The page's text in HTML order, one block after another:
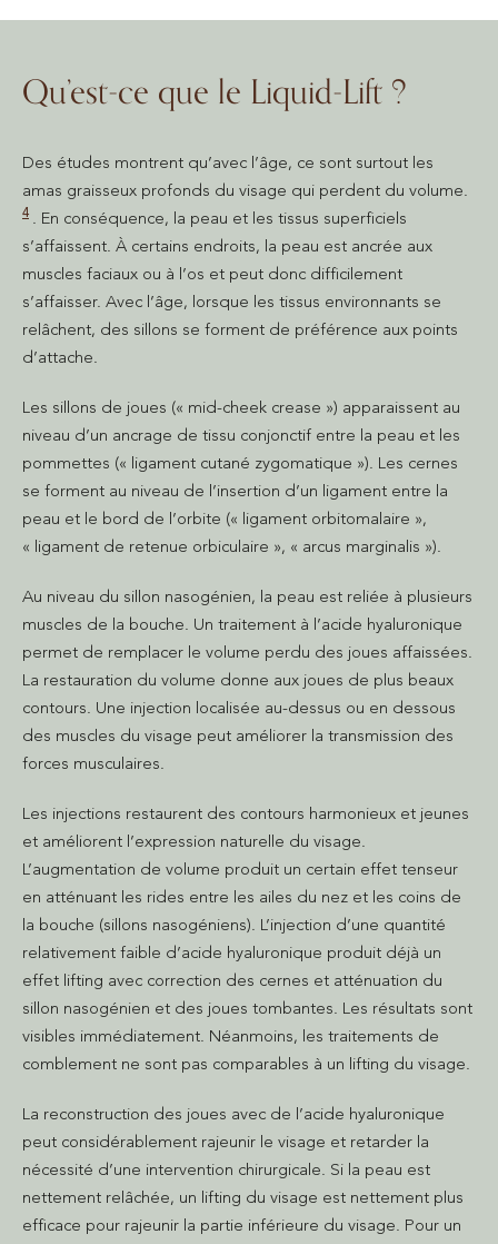
Qu’est-ce que le Liquid-Lift ?
Des études montrent qu’avec l’âge, ce sont surtout les
amas graisseux profonds du visage qui perdent du volume.
4 . En conséquence, la peau et les tissus superficiels
s’affaissent. À certains endroits, la peau est ancrée aux
muscles faciaux ou à l’os et peut donc difficilement
s’affaisser. Avec l’âge, lorsque les tissus environnants se
relâchent, des sillons se forment de préférence aux points
d’attache.
Les sillons de joues (« mid-cheek crease ») apparaissent au
niveau d’un ancrage de tissu conjonctif entre la peau et les
pommettes (« ligament cutané zygomatique »). Les cernes
se forment au niveau de l’insertion d’un ligament entre la
peau et le bord de l’orbite (« ligament orbitomalaire »,
« ligament de retenue orbiculaire », « arcus marginalis »).
Au niveau du sillon nasogénien, la peau est reliée à plusieurs
muscles de la bouche. Un traitement à l’acide hyaluronique
permet de remplacer le volume perdu des joues affaissées.
La restauration du volume donne aux joues de plus beaux
contours. Une injection localisée au-dessus ou en dessous
des muscles du visage peut améliorer la transmission des
forces musculaires.
Les injections restaurent des contours harmonieux et jeunes
et améliorent l’expression naturelle du visage.
L’augmentation de volume produit un certain effet tenseur
en atténuant les rides entre les ailes du nez et les coins de
la bouche (sillons nasogéniens). L’injection d’une quantité
relativement faible d’acide hyaluronique produit déjà un
effet lifting avec correction des cernes et atténuation du
sillon nasogénien et des joues tombantes. Les résultats sont
visibles immédiatement. Néanmoins, les traitements de
comblement ne sont pas comparables à un lifting du visage.
La reconstruction des joues avec de l’acide hyaluronique
peut considérablement rajeunir le visage et retarder la
nécessité d’une intervention chirurgicale. Si la peau est
nettement relâchée, un lifting du visage est nettement plus
efficace pour rajeunir la partie inférieure du visage. Pour un